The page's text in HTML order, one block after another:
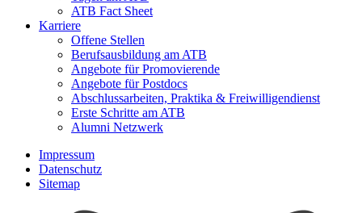
ATB Fact Sheet
Karriere
Offene Stellen
Berufsausbildung am ATB
Angebote für Promovierende
Angebote für Postdocs
Abschlussarbeiten, Praktika & Freiwilligendienst
Erste Schritte am ATB
Alumni Netzwerk
Impressum
Datenschutz
Sitemap